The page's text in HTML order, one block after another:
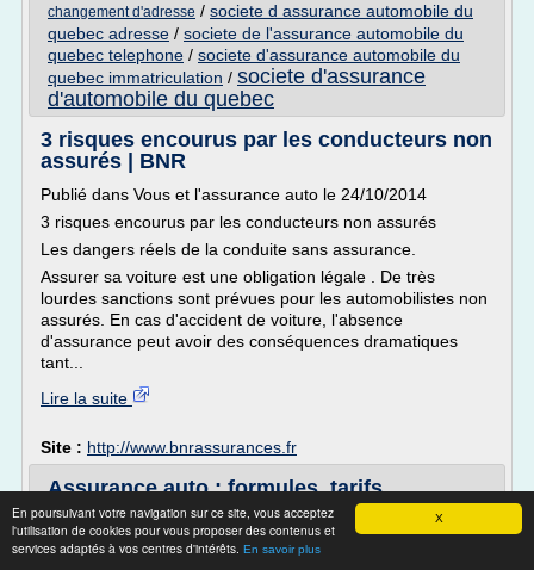
X
En poursuivant votre navigation sur ce site, vous acceptez
l'utilisation de cookies pour vous proposer des contenus et
services adaptés à vos centres d'intérêts. En savoir plus
changement d'adresse / societe d assurance automobile du
quebec adresse / societe de l'assurance automobile du
quebec telephone / societe d'assurance automobile du
quebec immatriculation / societe d'assurance
d'automobile du quebec
3 risques encourus par les conducteurs non
assurés | BNR
Publié dans Vous et l'assurance auto le 24/10/2014
3 risques encourus par les conducteurs non assurés
Les dangers réels de la conduite sans assurance.
Assurer sa voiture est une obligation légale . De très
lourdes sanctions sont prévues pour les automobilistes non
assurés. En cas d'accident de voiture, l'absence
d'assurance peut avoir des conséquences dramatiques
tant...
Lire la suite
Site : http://www.bnrassurances.fr
Assurance auto : formules, tarifs,
souscription - Ornikar
> Assurance auto